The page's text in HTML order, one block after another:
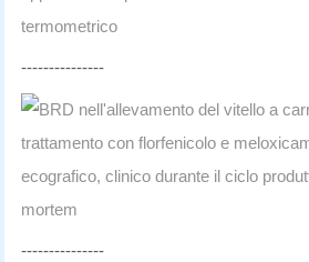
termometrico
---------------
BRD nell'allevamento del vitello a
trattamento con florfenicolo e
ecografico, clinico durante il ciclo
mortem
---------------